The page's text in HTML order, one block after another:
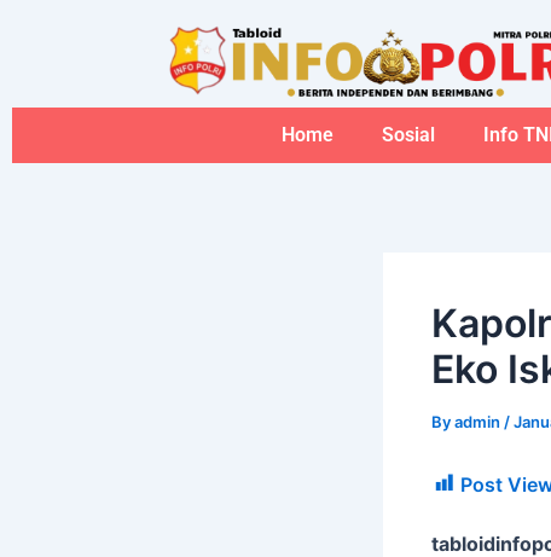
Home Sosial Info
Eko
Byadmin /
Post